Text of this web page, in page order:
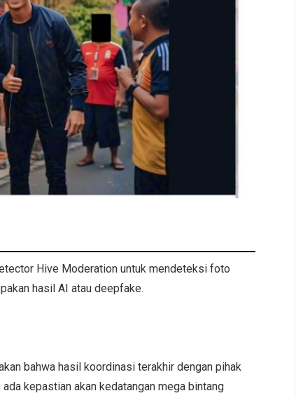
Hive Moderation untuk mendeteksi foto
hasil AI atau deepfake.
bahwa hasil koordinasi terakhir dengan pihak
kepastian akan kedatangan mega bintang